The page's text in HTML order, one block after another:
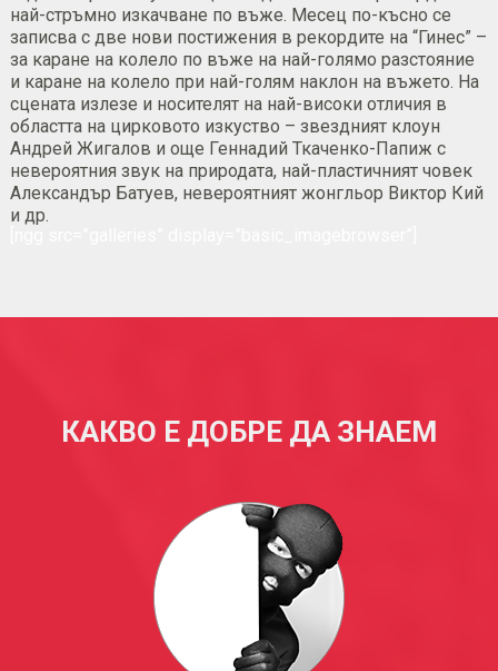
най-стръмно изкачване по въже. Месец по-късно се
записва с две нови постижения в рекордите на “Гинес” –
за каране на колело по въже на най-голямо разстояние
и каране на колело при най-голям наклон на въжето. На
сцената излезе и носителят на най-високи отличия в
областта на цирковото изкуство – звездният клоун
Андрей Жигалов и още Геннадий Ткаченко-Папиж с
невероятния звук на природата, най-пластичният човек
Александър Батуев, невероятният жонгльор Виктор Кий
и др.
КАКВО Е ДОБРЕ ДА ЗНАЕМ